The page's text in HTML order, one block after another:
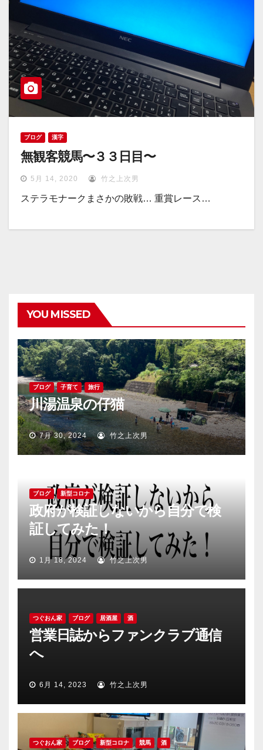
ブログ 漢字
無観客競馬〜３３日目〜
5月 14, 2020 竹之上次男
ステラモナークまさかの敗戦… 重賞レース…
YOU MISSED
ブログ 子育て 旅行
川湯温泉の仔猫
7月 30, 2024 竹之上次男
ブログ 新型コロナ
政府が検証しないから自分で検
証してみた！
1月 18, 2024 竹之上次男
つぐおん家 ブログ 居酒屋 酒
営業日誌からファンクラブ通信
へ
6月 14, 2023 竹之上次男
つぐおん家 ブログ 新型コロナ 競馬 酒